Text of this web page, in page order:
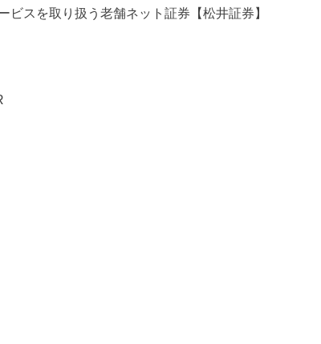
スを取り扱う老舗ネット証券【松井証券】